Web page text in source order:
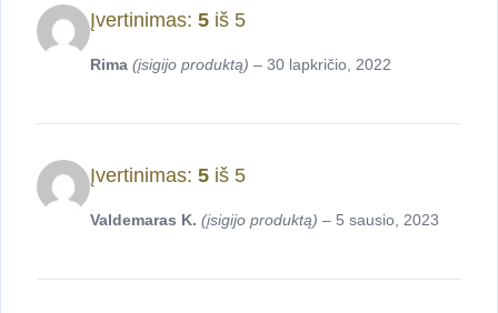
Įvertinimas: 5 iš 5
Rima (įsigijo produktą) – 30 lapkričio, 2022
Įvertinimas: 5 iš 5
Valdemaras K. (įsigijo produktą) – 5 sausio, 2023